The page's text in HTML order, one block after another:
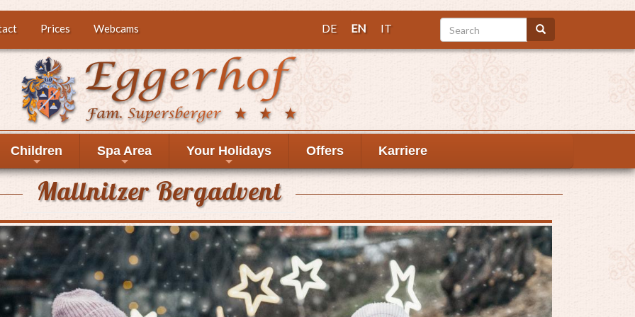
Prices Webcams DE EN IT Search Search
+
Children
+
Spa Area
+
Your Holidays Offers Karriere
Mallnitzer Bergadvent